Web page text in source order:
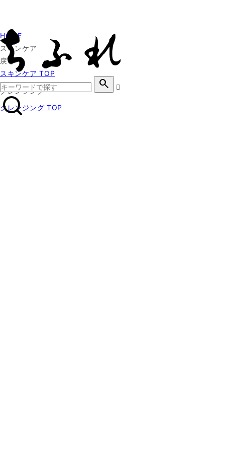
search
HOME
スキンケア
戻る
スキンケア TOP
クレンジング
クレンジング TOP